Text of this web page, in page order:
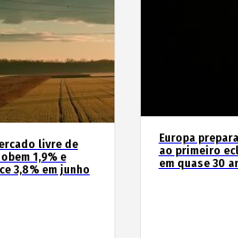
livre de
1,9% e
3,8% em junho
Europa
ao primeiro
em quase 30